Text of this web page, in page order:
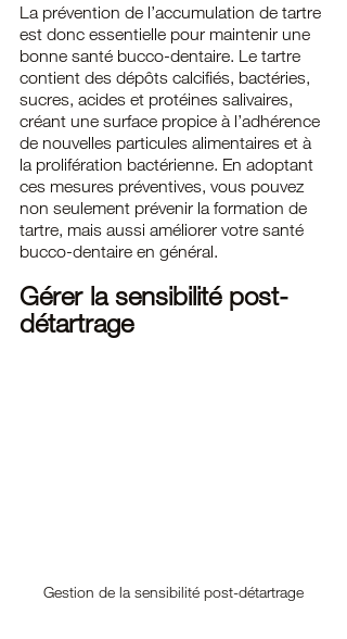
La prévention de l’accumulation de tartre
est donc essentielle pour maintenir une
bonne santé bucco-dentaire. Le tartre
contient des dépôts calcifiés, bactéries,
sucres, acides et protéines salivaires,
créant une surface propice à l’adhérence
de nouvelles particules alimentaires et à
la prolifération bactérienne. En adoptant
ces mesures préventives, vous pouvez
non seulement prévenir la formation de
tartre, mais aussi améliorer votre santé
bucco-dentaire en général.
Gérer la sensibilité post-
détartrage
Gestion de la sensibilité post-détartrage